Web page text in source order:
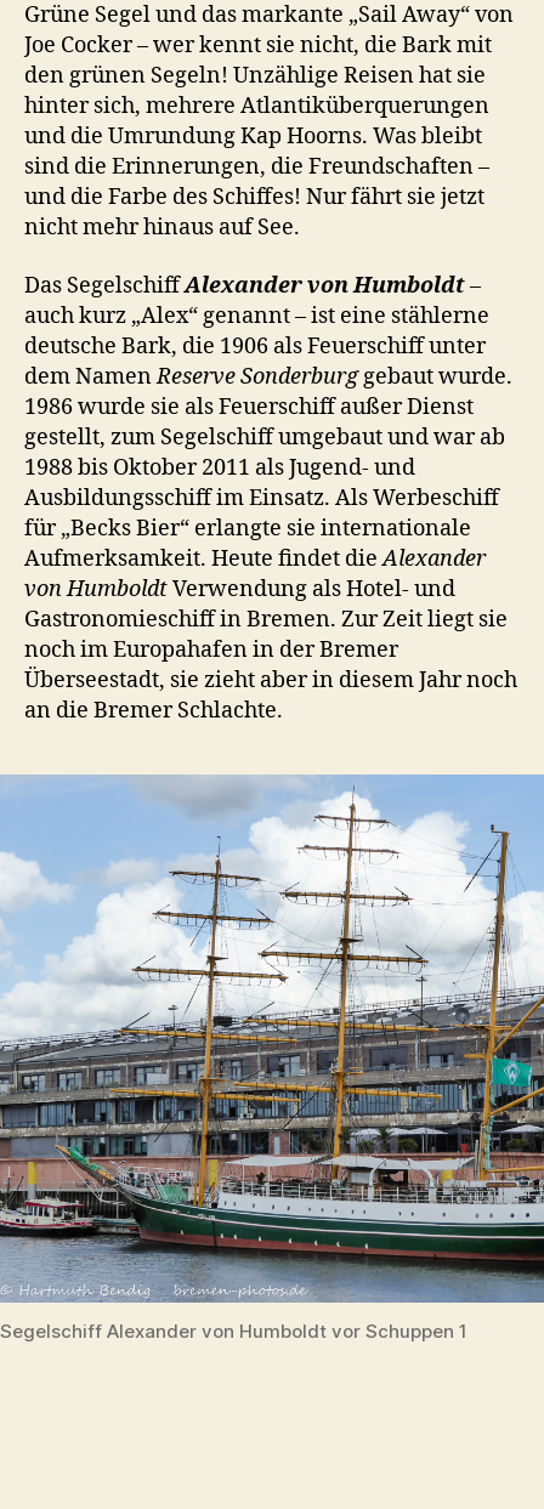
Grüne Segel und das markante „Sail Away“ von
Joe Cocker – wer kennt sie nicht, die Bark mit
den grünen Segeln! Unzählige Reisen hat sie
hinter sich, mehrere Atlantiküberquerungen
und die Umrundung Kap Hoorns. Was bleibt
sind die Erinnerungen, die Freundschaften –
und die Farbe des Schiffes! Nur fährt sie jetzt
nicht mehr hinaus auf See.
Das SegelschiffAlexander von Humboldt–
auch kurz „Alex“ genannt – ist eine stählerne
deutsche Bark, die 1906 als Feuerschiff unter
dem NamenReserve Sonderburggebaut wurde.
1986 wurde sie als Feuerschiff außer Dienst
gestellt, zum Segelschiff umgebaut und war ab
1988 bis Oktober 2011 als Jugend- und
Ausbildungsschiff im Einsatz. Als Werbeschiff
für „Becks Bier“ erlangte sie internationale
Aufmerksamkeit. Heute findet dieAlexander
von HumboldtVerwendung als Hotel- und
Gastronomieschiff in Bremen. Zur Zeit liegt sie
noch im Europahafen in der Bremer
Überseestadt, sie zieht aber in diesem Jahr noch
an die Bremer Schlachte.
Segelschiff Alexander von Humboldt vor Schuppen 1